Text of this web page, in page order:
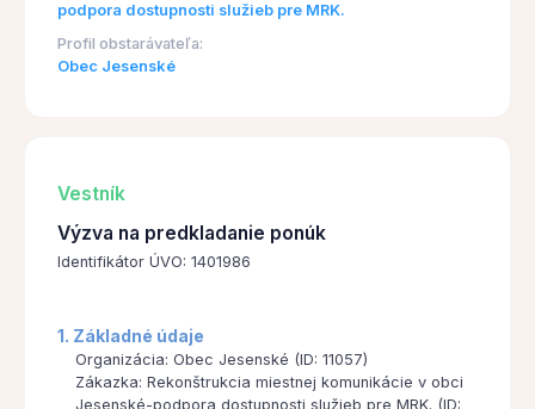
podpora dostupnosti služieb pre MRK.
Profil obstarávateľa:
Obec Jesenské
Vestník
Výzva na predkladanie ponúk
Identifikátor ÚVO: 1401986
1. Základné údaje
Organizácia: Obec Jesenské (ID: 11057)
Zákazka: Rekonštrukcia miestnej komunikácie v obci
Jesenské-podpora dostupnosti služieb pre MRK. (ID: